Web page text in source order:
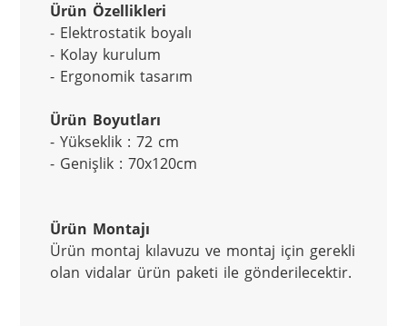
Ürün Özellikleri
- Elektrostatik boyalı
- Kolay kurulum
- Ergonomik tasarım
Ürün Boyutları
- Yükseklik : 72 cm
- Genişlik : 70x120cm
Ürün Montajı
Ürün montaj kılavuzu ve montaj için gerekli
olan vidalar ürün paketi ile gönderilecektir.